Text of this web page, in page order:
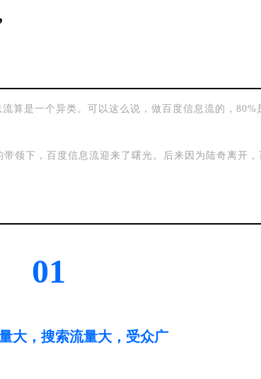
“
是一个异类。可以这么说，做百度信息流的，
领下，百度信息流迎来了曙光。后来因为陆奇离开
01
大，搜索流量大，受众广